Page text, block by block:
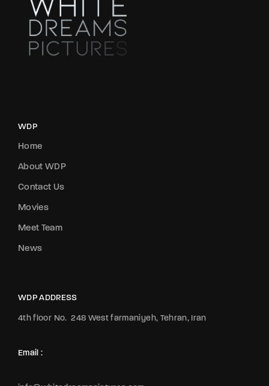
WDP
Home
About WDP
Contact Us
Movies
Meet Team
News
WDP ADDRESS
4th floor No.248 West farmaniyeh, Tehran, Iran
Email :